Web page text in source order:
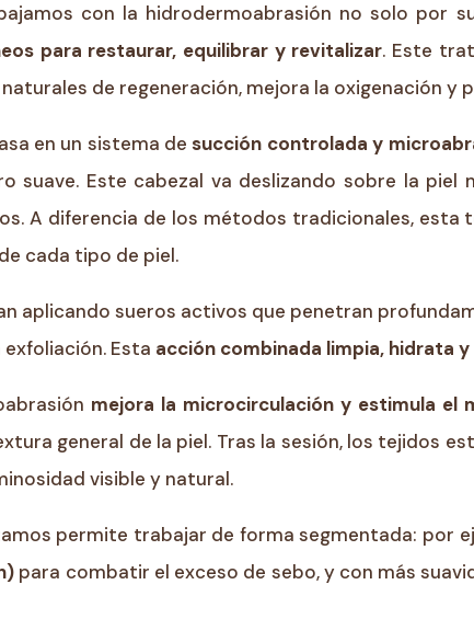
con la hidrodermoabrasión no solo por
para restaurar, equilibrar y revitalizar. Este
de regeneración, mejora la oxigenación
en un sistema desucción controlada y
suave. Este cabezal va deslizando sobre la
A diferencia de los métodos tradicionales,
cada tipo de piel.
aplicando sueros activos que penetran
Esta acción combinada limpia, hidrata
mejora la microcirculación y estimula el
general de la piel. Tras la sesión, los tejidos
visible y natural.
permite trabajar de forma segmentada: por
para combatir el exceso de sebo, y con más